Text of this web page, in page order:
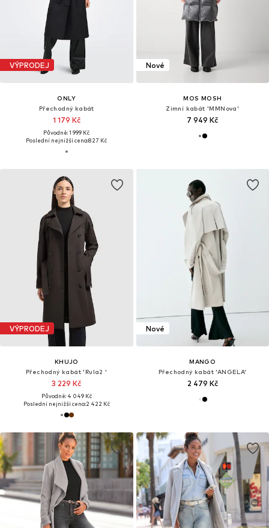
VÝPRODEJ
ONLY
Přechodný kabát
1 179 Kč
Původně: 1 999 Kč
Poslední nejnižší cena:827 Kč
Nové
MOS MOSH
Zimní kabát 'MMNova'
7 949 Kč
VÝPRODEJ
KHUJO
Přechodný kabát 'Rula2 '
3 229 Kč
Původně: 4 049 Kč
Poslední nejnižší cena:2 422 Kč
Nové
MANGO
Přechodný kabát 'ANGELA'
2 479 Kč